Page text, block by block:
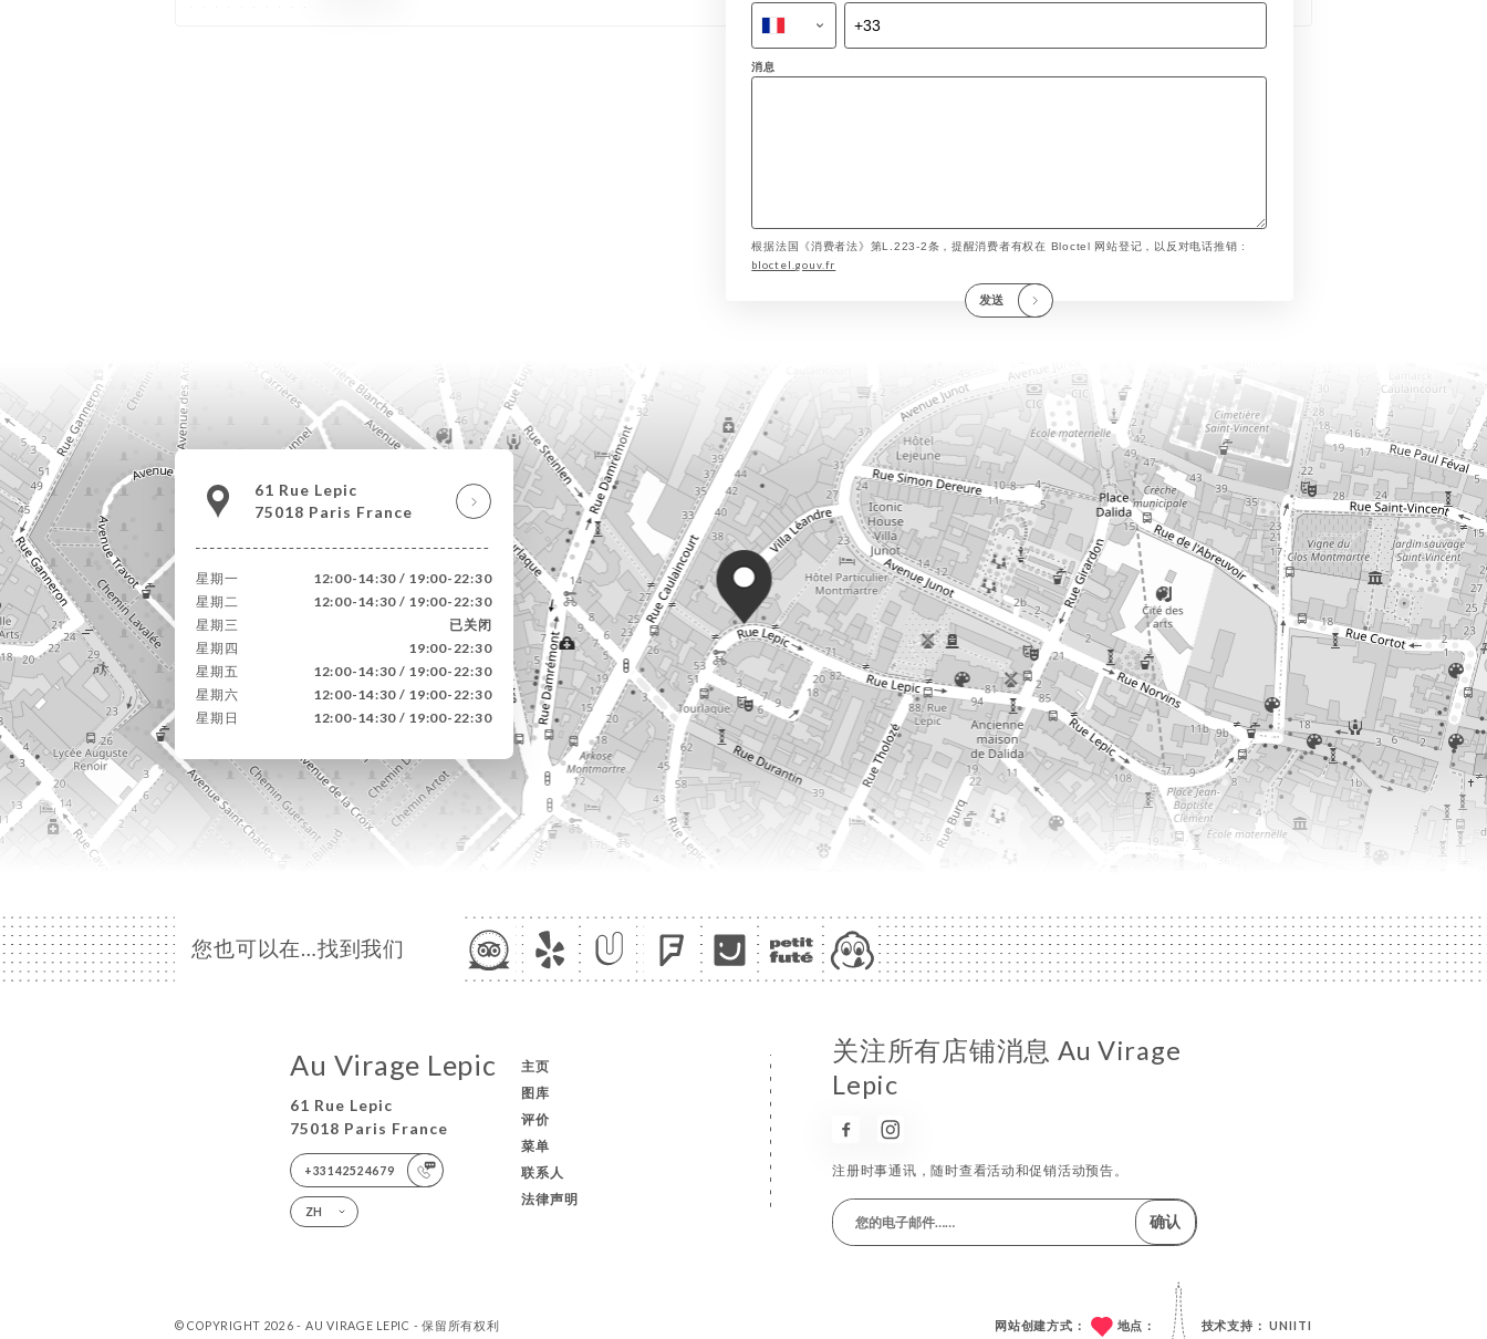
消息
根据法国《消费者法》第L.223-2条，提醒消费者有权在 Bloctel 网站登记，以反对电话推销 :
bloctel.gouv.fr
发送
61 Rue Lepic
75018 Paris France
星期一
12:00-14:30 / 19:00-22:30
星期二
12:00-14:30 / 19:00-22:30
星期三
已关闭
星期四
19:00-22:30
星期五
12:00-14:30 / 19:00-22:30
星期六
12:00-14:30 / 19:00-22:30
星期日
12:00-14:30 / 19:00-22:30
您也可以在…找到我们
Au Virage Lepic
61 Rue Lepic
75018 Paris France
+33142524679
ZH
主页
图库
评价
菜单
联系人
法律声明
关注所有店铺消息 Au Virage
Lepic
注册时事通讯，随时查看活动和促销活动预告。
确认
© COPYRIGHT 2026 - AU VIRAGE LEPIC - 保留所有权利 网站创建方式： 地点： 技术支持：UNIITI